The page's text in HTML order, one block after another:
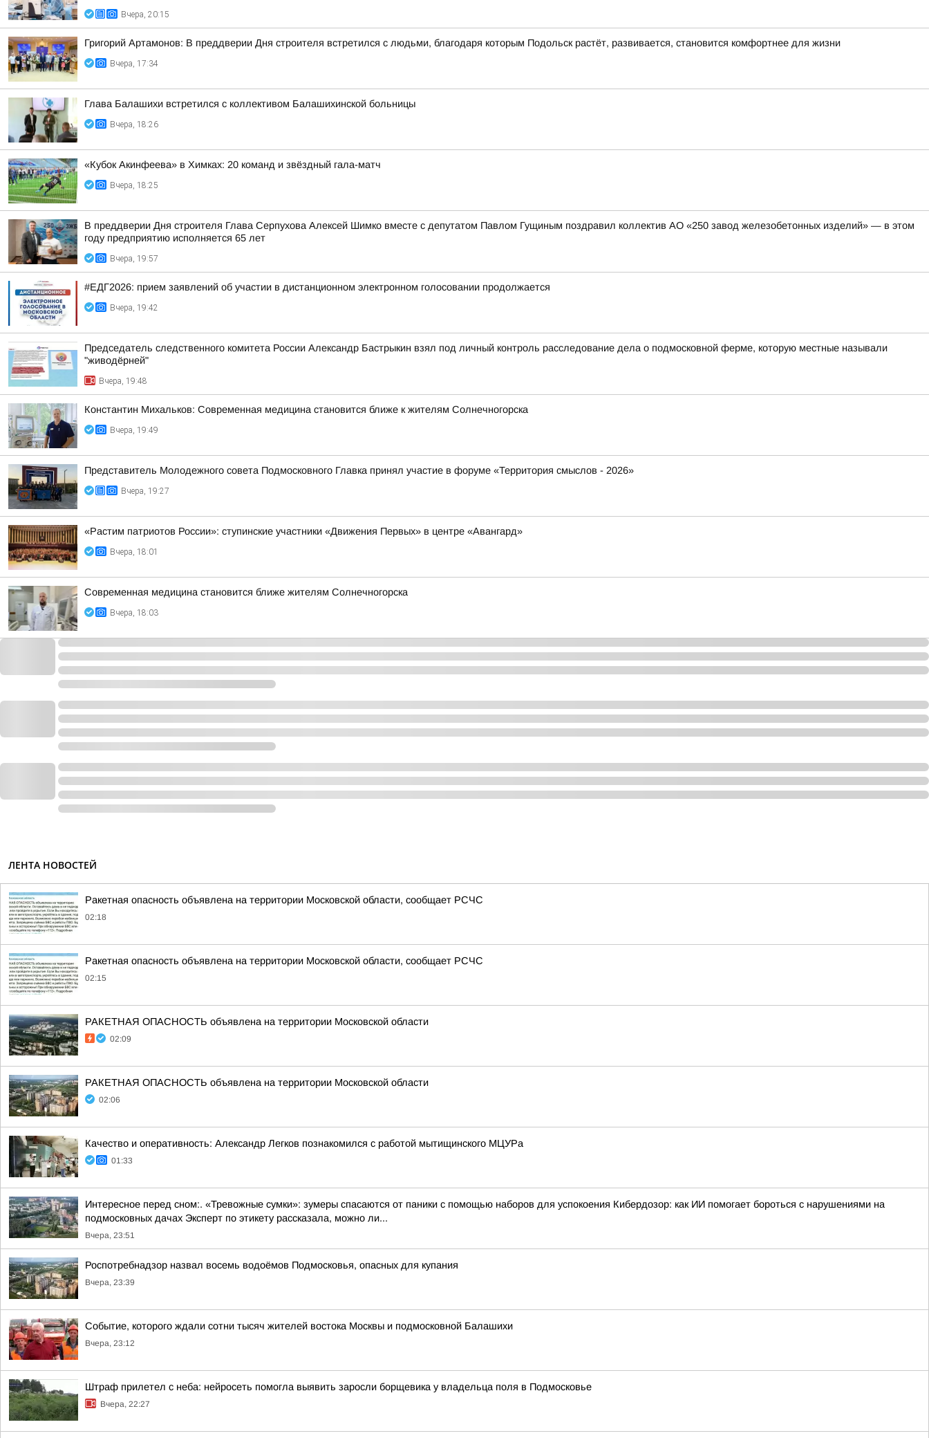
Вчера, 20:15
Григорий Артамонов: В преддверии Дня строителя встретился с людьми, благодаря которым Подольск растёт, развивается, становится комфортнее для жизни
Вчера, 17:34
Глава Балашихи встретился с коллективом Балашихинской больницы
Вчера, 18:26
«Кубок Акинфеева» в Химках: 20 команд и звёздный гала-матч
Вчера, 18:25
В преддверии Дня строителя Глава Серпухова Алексей Шимко вместе с депутатом Павлом Гущиным поздравил коллектив АО «250 завод железобетонных изделий» — в этом
году предприятию исполняется 65 лет
Вчера, 19:57
#ЕДГ2026: прием заявлений об участии в дистанционном электронном голосовании продолжается
Вчера, 19:42
Председатель следственного комитета России Александр Бастрыкин взял под личный контроль расследование дела о подмосковной ферме, которую местные называли
"живодёрней"
Вчера, 19:48
Константин Михальков: Современная медицина становится ближе к жителям Солнечногорска
Вчера, 19:49
Представитель Молодежного совета Подмосковного Главка принял участие в форуме «Территория смыслов - 2026»
Вчера, 19:27
«Растим патриотов России»: ступинские участники «Движения Первых» в центре «Авангард»
Вчера, 18:01
Современная медицина становится ближе жителям Солнечногорска
Вчера, 18:03
ЛЕНТА НОВОСТЕЙ
Ракетная опасность объявлена на территории Московской области, сообщает РСЧС
02:18
Ракетная опасность объявлена на территории Московской области, сообщает РСЧС
02:15
РАКЕТНАЯ ОПАСНОСТЬ объявлена на территории Московской области
02:09
РАКЕТНАЯ ОПАСНОСТЬ объявлена на территории Московской области
02:06
Качество и оперативность: Александр Легков познакомился с работой мытищинского МЦУРа
01:33
Интересное перед сном:. «Тревожные сумки»: зумеры спасаются от паники с помощью наборов для успокоения Кибердозор: как ИИ помогает бороться с нарушениями на
подмосковных дачах Эксперт по этикету рассказала, можно ли...
Вчера, 23:51
Роспотребнадзор назвал восемь водоёмов Подмосковья, опасных для купания
Вчера, 23:39
Событие, которого ждали сотни тысяч жителей востока Москвы и подмосковной Балашихи
Вчера, 23:12
Штраф прилетел с неба: нейросеть помогла выявить заросли борщевика у владельца поля в Подмосковье
Вчера, 22:27